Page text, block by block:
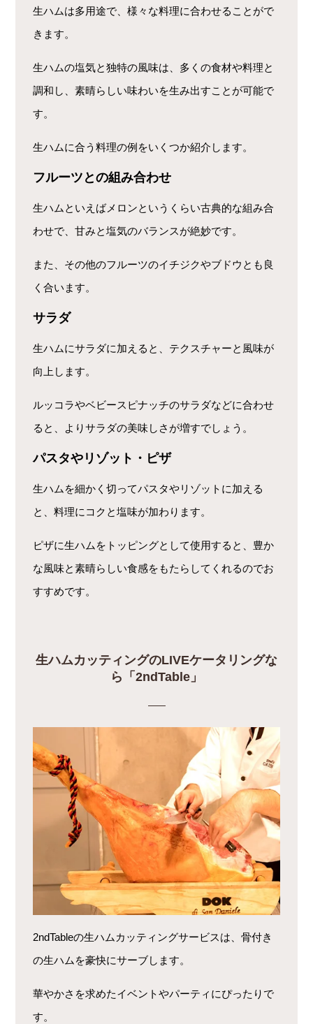
生ハムは多用途で、様々な料理に合わせることがで
きます。
生ハムの塩気と独特の風味は、多くの食材や料理と
調和し、素晴らしい味わいを生み出すことが可能で
す。
生ハムに合う料理の例をいくつか紹介します。
フルーツとの組み合わせ
生ハムといえばメロンというくらい古典的な組み合
わせで、甘みと塩気のバランスが絶妙です。
また、その他のフルーツのイチジクやブドウとも良
く合います。
サラダ
生ハムにサラダに加えると、テクスチャーと風味が
向上します。
ルッコラやベビースピナッチのサラダなどに合わせ
ると、よりサラダの美味しさが増すでしょう。
パスタやリゾット・ピザ
生ハムを細かく切ってパスタやリゾットに加える
と、料理にコクと塩味が加わります。
ピザに生ハムをトッピングとして使用すると、豊か
な風味と素晴らしい食感をもたらしてくれるのでお
すすめです。
生ハムカッティングのLIVEケータリングな
ら「2ndTable」
2ndTableの生ハムカッティングサービスは、骨付き
の生ハムを豪快にサーブします。
華やかさを求めたイベントやパーティにぴったりで
す。